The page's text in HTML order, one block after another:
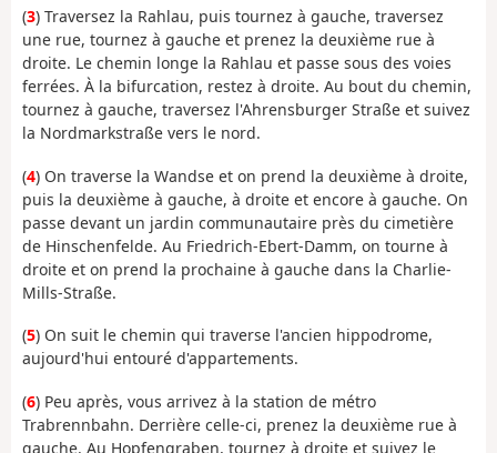
(3) Traversez la Rahlau, puis tournez à gauche, traversez
une rue, tournez à gauche et prenez la deuxième rue à
droite. Le chemin longe la Rahlau et passe sous des voies
ferrées. À la bifurcation, restez à droite. Au bout du chemin,
tournez à gauche, traversez l'Ahrensburger Straße et suivez
la Nordmarkstraße vers le nord.
(4) On traverse la Wandse et on prend la deuxième à droite,
puis la deuxième à gauche, à droite et encore à gauche. On
passe devant un jardin communautaire près du cimetière
de Hinschenfelde. Au Friedrich-Ebert-Damm, on tourne à
droite et on prend la prochaine à gauche dans la Charlie-
Mills-Straße.
(5) On suit le chemin qui traverse l'ancien hippodrome,
aujourd'hui entouré d'appartements.
(6) Peu après, vous arrivez à la station de métro
Trabrennbahn. Derrière celle-ci, prenez la deuxième rue à
gauche. Au Hopfengraben, tournez à droite et suivez le